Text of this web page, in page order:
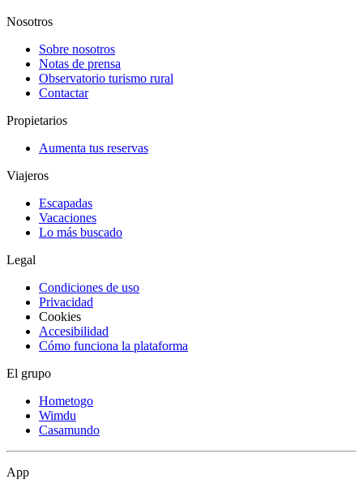
Nosotros
Sobre nosotros
Notas de prensa
Observatorio turismo rural
Contactar
Propietarios
Aumenta tus reservas
Viajeros
Escapadas
Vacaciones
Lo más buscado
Legal
Condiciones de uso
Privacidad
Cookies
Accesibilidad
Cómo funciona la plataforma
El grupo
Hometogo
Wimdu
Casamundo
App